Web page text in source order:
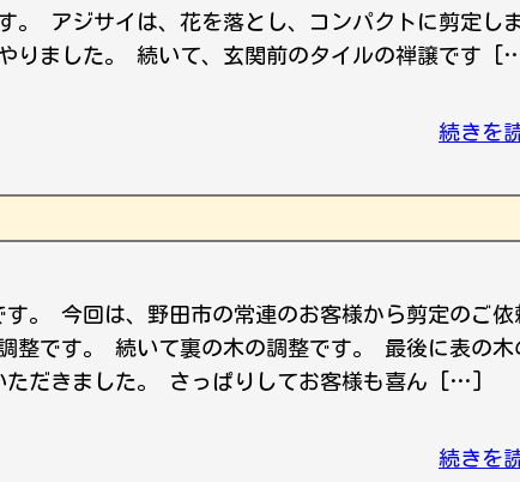
。 アジサイは、花を落とし、コンパクトに剪定し
りました。 続いて、玄関前のタイルの禅譲です
続きを
。 今回は、野田市の常連のお客様から剪定のご依
整です。 続いて裏の木の調整です。 最後に表の木
ただきました。 さっぱりしてお客様も喜ん […]
続きを